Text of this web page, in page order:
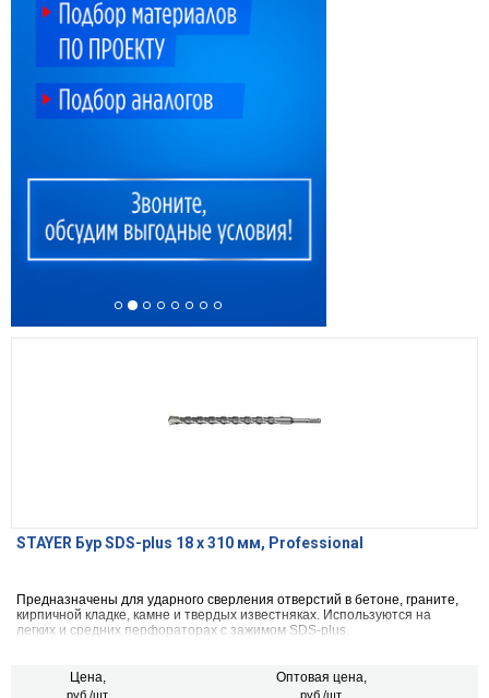
STAYER Бур SDS-plus 18 x 310 мм, Professional
Предназначены для ударного сверления отверстий в бетоне, граните,
кирпичной кладке, камне и твердых известняках. Используются на
легких и средних перфораторах с зажимом SDS-plus.
Цена,
руб./шт.
Оптовая цена,
руб./шт.